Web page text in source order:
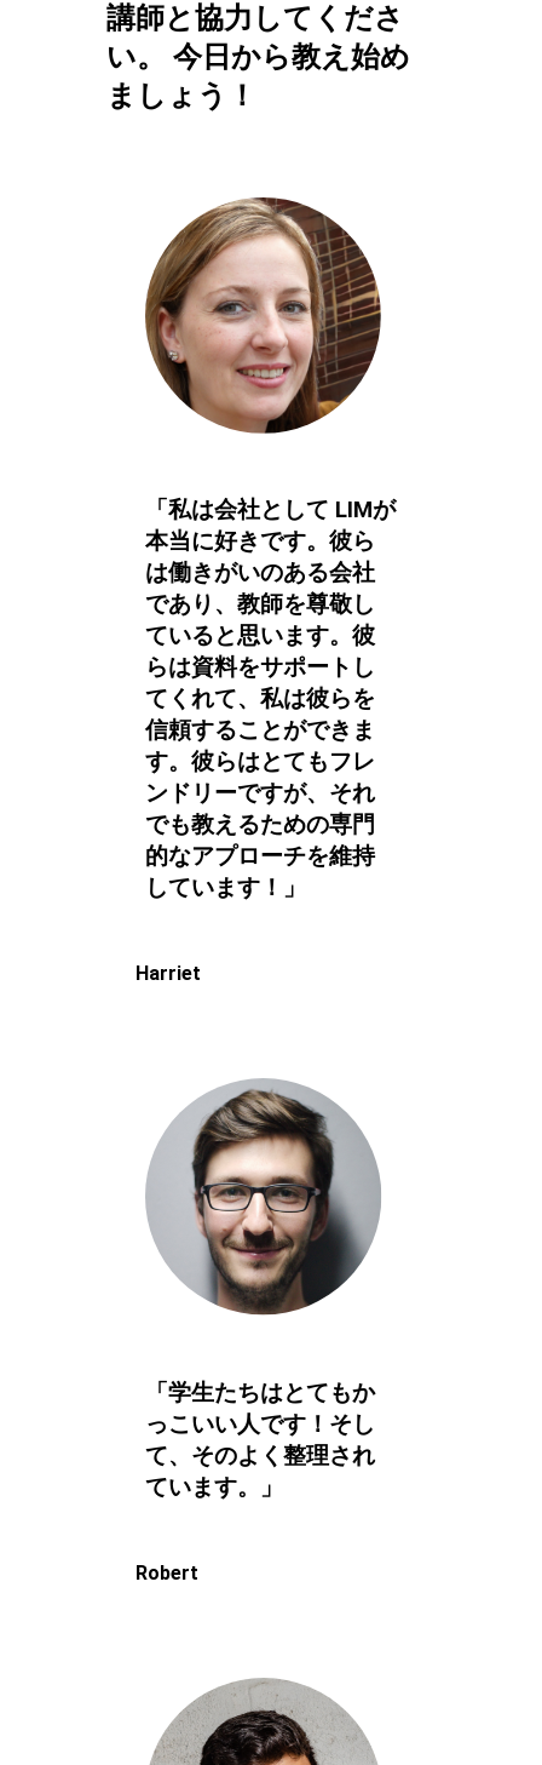
講師と協力してくださ
い。 今日から教え始め
ましょう！
「私は会社として LIMが
本当に好きです。彼ら
は働きがいのある会社
であり、教師を尊敬し
ていると思います。彼
らは資料をサポートし
てくれて、私は彼らを
信頼することができま
す。彼らはとてもフレ
ンドリーですが、それ
でも教えるための専門
的なアプローチを維持
しています！」
Harriet
「学生たちはとてもか
っこいい人です！そし
て、そのよく整理され
ています。」
Robert